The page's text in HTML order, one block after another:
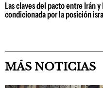
Las claves del pacto entre Irán
condicionada por la posición
MÁS NOTICIAS